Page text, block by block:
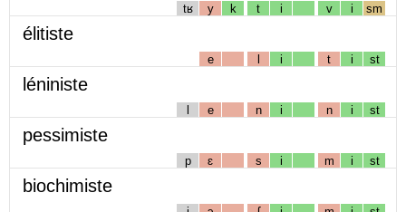
tʁ y k t i v i sm
élitiste
e l i t i st
léniniste
l e n i n i st
pessimiste
p ɛ s i m i st
biochimiste